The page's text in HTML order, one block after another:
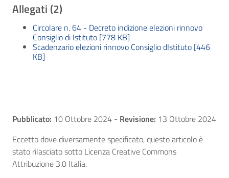
Allegati (2)
Circolare n. 64 - Decreto indizione elezioni rinnovo
Consiglio di Istituto [778 KB]
Scadenzario elezioni rinnovo Consiglio dIstituto [446
KB]
Pubblicato: 10 Ottobre 2024 - Revisione: 13 Ottobre 2024
Eccetto dove diversamente specificato, questo articolo è
stato rilasciato sotto Licenza Creative Commons
Attribuzione 3.0 Italia.